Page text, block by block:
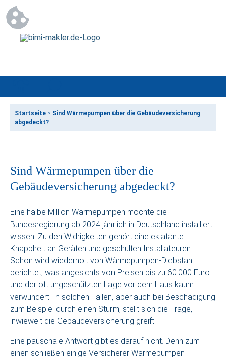
Startseite > Sind Wärmepumpen über die Gebäudeversicherung
abgedeckt?
Sind Wärmepumpen über die
Gebäudeversicherung abgedeckt?
Eine halbe Million Wärmepumpen möchte die
Bundesregierung ab 2024 jährlich in Deutschland installiert
wissen. Zu den Widrigkeiten gehört eine eklatante
Knappheit an Geräten und geschulten Installateuren.
Schon wird wiederholt von Wärmepumpen-Diebstahl
berichtet, was angesichts von Preisen bis zu 60.000 Euro
und der oft ungeschützten Lage vor dem Haus kaum
verwundert. In solchen Fällen, aber auch bei Beschädigung
zum Beispiel durch einen Sturm, stellt sich die Frage,
inwieweit die Gebäudeversicherung greift.
Eine pauschale Antwort gibt es darauf nicht. Denn zum
einen schließen einige Versicherer Wärmepumpen